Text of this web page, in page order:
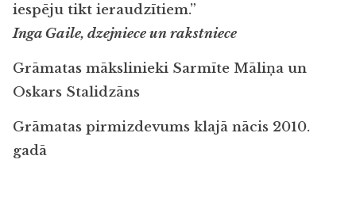
iespēju tikt ieraudzītiem.”
Inga Gaile, dzejniece un rakstniece
Grāmatas mākslinieki Sarmīte Māliņa un
Oskars Stalidzāns
Grāmatas pirmizdevums klajā nācis 2010.
gadā